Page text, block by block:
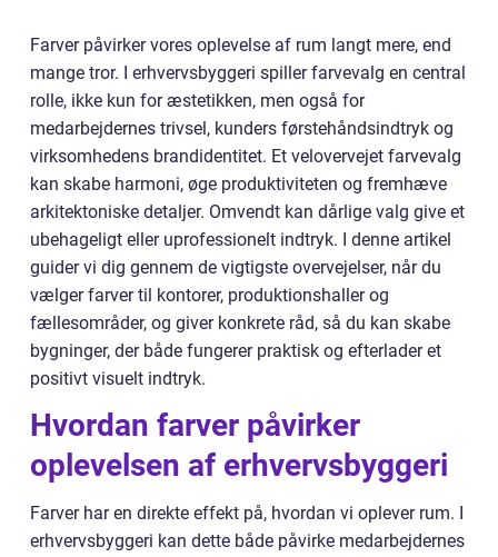
Farver påvirker vores oplevelse af rum langt mere, end
mange tror. I erhvervsbyggeri spiller farvevalg en central
rolle, ikke kun for æstetikken, men også for
medarbejdernes trivsel, kunders førstehåndsindtryk og
virksomhedens brandidentitet. Et velovervejet farvevalg
kan skabe harmoni, øge produktiviteten og fremhæve
arkitektoniske detaljer. Omvendt kan dårlige valg give et
ubehageligt eller uprofessionelt indtryk. I denne artikel
guider vi dig gennem de vigtigste overvejelser, når du
vælger farver til kontorer, produktionshaller og
fællesområder, og giver konkrete råd, så du kan skabe
bygninger, der både fungerer praktisk og efterlader et
positivt visuelt indtryk.
Hvordan farver påvirker
oplevelsen af erhvervsbyggeri
Farver har en direkte effekt på, hvordan vi oplever rum. I
erhvervsbyggeri kan dette både påvirke medarbejdernes